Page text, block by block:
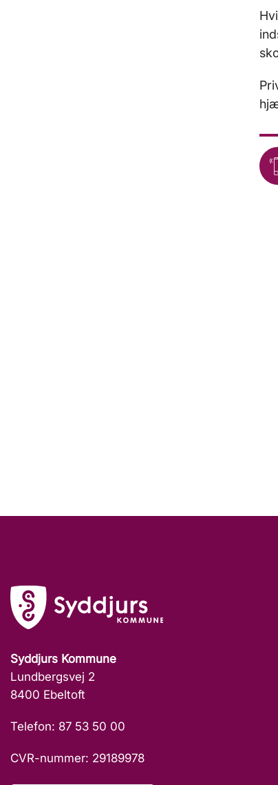
Syddjurs Kommune
Lundbergsvej 2
8400 Ebeltoft
Telefon: 87 53 50 00
CVR-nummer: 29189978